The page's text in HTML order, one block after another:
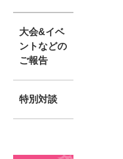
大会&イベ
ントなどの
ご報告
特別対談